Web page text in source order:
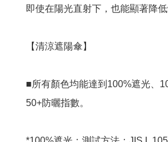
即使在陽光直射下，也能顯著降低
【清涼遮陽傘】
■所有顏色均能達到100%遮光、
50+防曬指數。